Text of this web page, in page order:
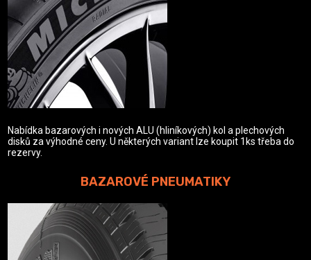
Nabídka bazarových i nových ALU (hliníkových) kol a plechových
disků za výhodné ceny. U některých variant lze koupit 1ks třeba do
rezervy.
BAZAROVÉ PNEUMATIKY